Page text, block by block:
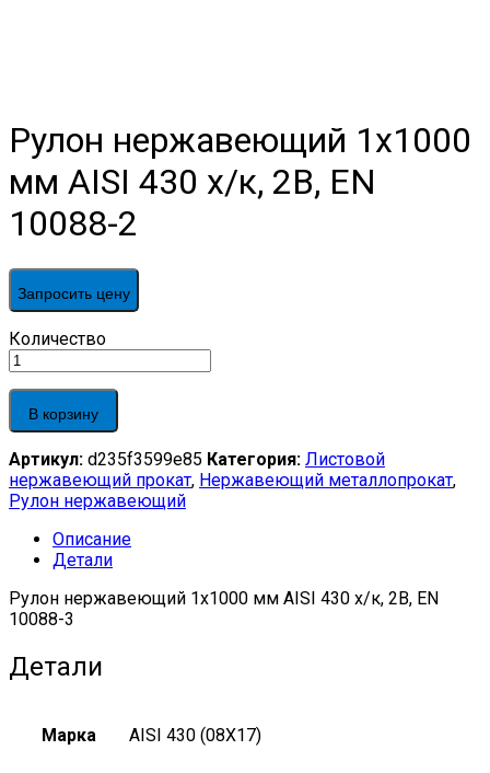
Рулон нержавеющий 1х1000
мм AISI 430 х/к, 2B, EN
10088-2
Запросить цену
Рулон
нержавеющий
1х1000
мм
AISI
х/
к,
2B,
10088-
quantity
Количество
В корзину
Артикул: d235f3599e85 Категория: Листовой
нержавеющий прокат, Нержавеющий металлопрокат,
Рулон нержавеющий
Описание
Детали
Рулон нержавеющий 1х1000 мм AISI 430 х/к, 2B, EN
10088-3
Детали
Марка AISI 430 (08Х17)